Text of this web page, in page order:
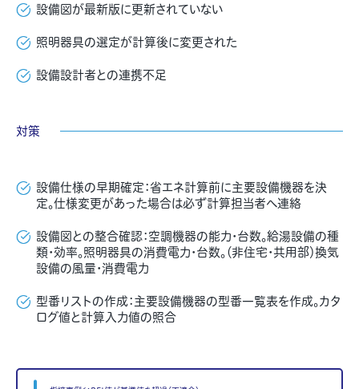
設備図が最新版に更新されていない
照明器具の選定が計算後に変更された
設備設計者との連携不足
対策
設備仕様の早期確定：省エネ計算前に主要設備機器を決
定。仕様変更があった場合は必ず計算担当者へ連絡
設備図との整合確認：空調機器の能力・台数。給湯設備の種
類・効率。照明器具の消費電力・台数。 （非住宅・共用部）換気
設備の風量・消費電力
型番リストの作成：主要設備機器の型番一覧表を作成。カタ
ログ値と計算入力値の照合